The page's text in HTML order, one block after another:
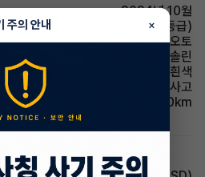
2024년 10월
12.1km/L (3등급)
오토
가솔린
흰색
무사고
17,000km
인하시기 바랍니다.
주의 안내 ×